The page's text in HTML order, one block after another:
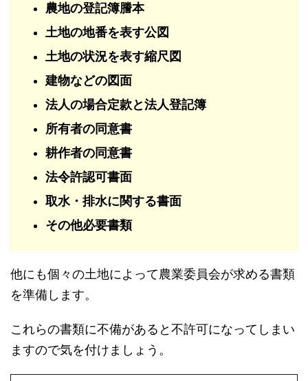
農地の登記簿謄本
土地の地番を表す公図
土地の状況を表す縮尺図
建物などの図面
法人の場合定款と法人登記簿
所有者の同意書
耕作者の同意書
法令許認可書面
取水・排水に関する書面
その他必要書類
他にも個々の土地によって農業委員会が求める書類
を準備します。
これらの書類に不備があると不許可になってしまい
ますので気を付けましょう。